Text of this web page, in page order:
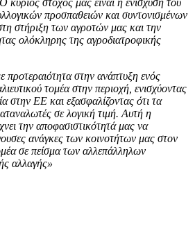
προσπαθειών και συντονισμένων
στήριξη των αγροτών μας και την
ολόκληρης της αγροδιατροφικής
προτεραιότητα στην ανάπτυξη ενός
τομέα στην περιοχή, ενισχύοντας
στην ΕΕ και εξασφαλίζοντας ότι τα
σε λογική τιμή. Αυτή η
την αποφασιστικότητά μας να
ανάγκες των κοινοτήτων μας στον
σε πείσμα των αλλεπάλληλων
αλλαγής»